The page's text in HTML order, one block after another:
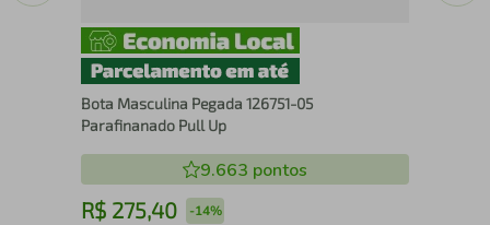
Bota Masculina Pegada 126751-05
Parafinanado Pull Up
9.663 pontos
R$ 275,40 -14%